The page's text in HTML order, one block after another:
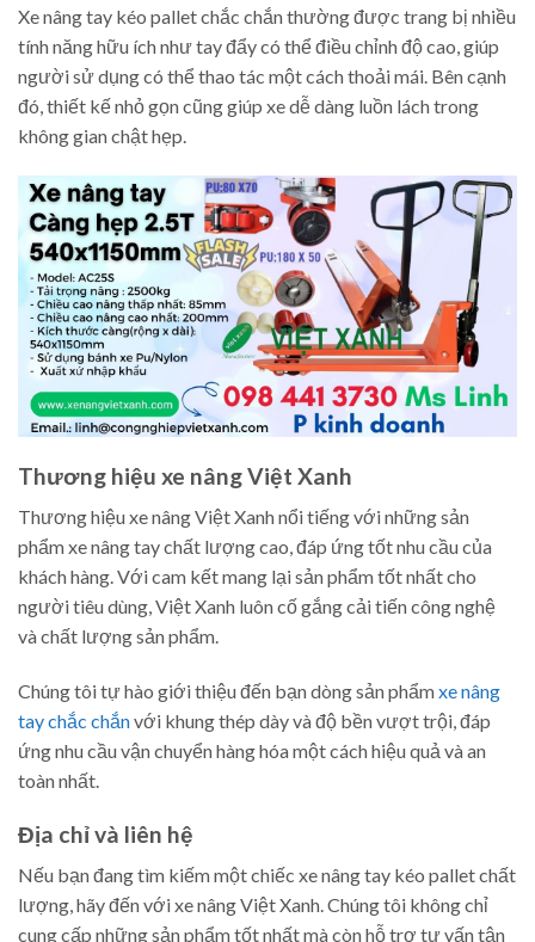
Xe nâng tay kéo pallet chắc chắn thường được trang bị nhiều
tính năng hữu ích như tay đẩy có thể điều chỉnh độ cao, giúp
người sử dụng có thể thao tác một cách thoải mái. Bên cạnh
đó, thiết kế nhỏ gọn cũng giúp xe dễ dàng luồn lách trong
không gian chật hẹp.
Thương hiệu xe nâng Việt Xanh
Thương hiệu xe nâng Việt Xanh nổi tiếng với những sản
phẩm xe nâng tay chất lượng cao, đáp ứng tốt nhu cầu của
khách hàng. Với cam kết mang lại sản phẩm tốt nhất cho
người tiêu dùng, Việt Xanh luôn cố gắng cải tiến công nghệ
và chất lượng sản phẩm.
Chúng tôi tự hào giới thiệu đến bạn dòng sản phẩmxe nâng
tay chắc chắnvới khung thép dày và độ bền vượt trội, đáp
ứng nhu cầu vận chuyển hàng hóa một cách hiệu quả và an
toàn nhất.
Địa chỉ và liên hệ
Nếu bạn đang tìm kiếm một chiếc xe nâng tay kéo pallet chất
lượng, hãy đến với xe nâng Việt Xanh. Chúng tôi không chỉ
cung cấp những sản phẩm tốt nhất mà còn hỗ trợ tư vấn tận